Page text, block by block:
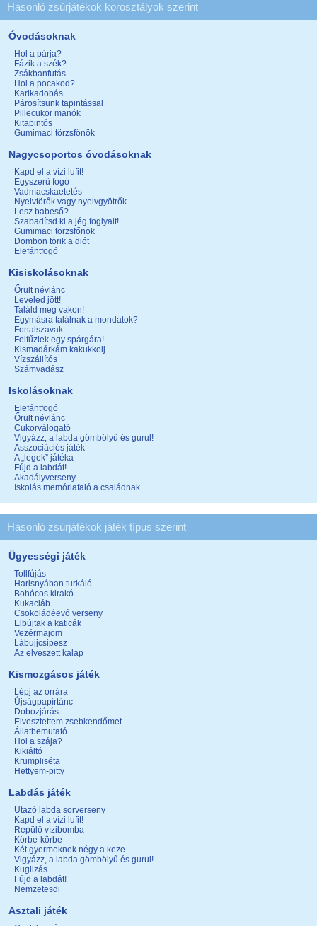
Hasonló zsúrjátékok korosztályok szerint
Óvodásoknak
Hol a párja?
Fázik a szék?
Zsákbanfutás
Hol a pocakod?
Karikadobás
Párosítsunk tapintással
Pillecukor manók
Kitapintós
Gumimaci törzsfőnök
Nagycsoportos óvodásoknak
Kapd el a vízi lufit!
Egyszerű fogó
Vadmacskaetetés
Nyelvtörők vagy nyelvgyötrők
Lesz babeső?
Szabadítsd ki a jég foglyait!
Gumimaci törzsfőnök
Dombon törik a diót
Elefántfogó
Kisiskolásoknak
Őrült névlánc
Leveled jött!
Találd meg vakon!
Egymásra találnak a mondatok?
Fonalszavak
Felfűzlek egy spárgára!
Kismadárkám kakukkolj
Vízszállítós
Számvadász
Iskolásoknak
Elefántfogó
Őrült névlánc
Cukorválogató
Vigyázz, a labda gömbölyű és gurul!
Asszociációs játék
A „legek” játéka
Fújd a labdát!
Akadályverseny
Iskolás memóriafaló a családnak
Hasonló zsúrjátékok játék típus szerint
Ügyességi játék
Tollfújás
Harisnyában turkáló
Bohócos kirakó
Kukacláb
Csokoládéevő verseny
Elbújtak a katicák
Vezérmajom
Lábujjcsipesz
Az elveszett kalap
Kismozgásos játék
Lépj az orrára
Újságpapírtánc
Dobozjárás
Elvesztettem zsebkendőmet
Állatbemutató
Hol a szája?
Kikiáltó
Krumpliséta
Hettyem-pitty
Labdás játék
Utazó labda sorverseny
Kapd el a vízi lufit!
Repülő vízibomba
Körbe-körbe
Két gyermeknek négy a keze
Vigyázz, a labda gömbölyű és gurul!
Kuglizás
Fújd a labdát!
Nemzetesdi
Asztali játék